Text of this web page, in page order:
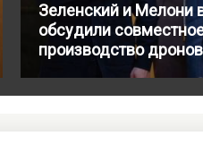
Зеленский и Мелони
обсудили
производство дронов